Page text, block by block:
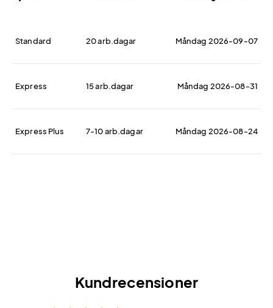
Standard 20 arb.dagar Måndag 2026-09-07
Express 15 arb.dagar Måndag 2026-08-31
Express Plus 7-10 arb.dagar Måndag 2026-08-24
Kundrecensioner